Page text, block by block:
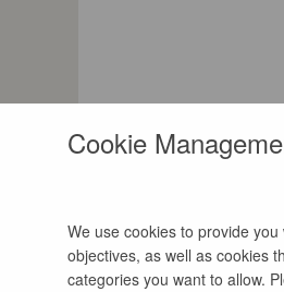
Cookie
We use cookies to provide
objectives, as well as cookies
categories you want to allow.